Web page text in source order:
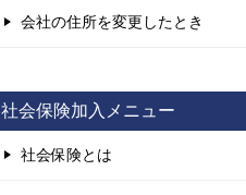
会社の住所を変更したとき
社会保険加入メニュー
社会保険とは